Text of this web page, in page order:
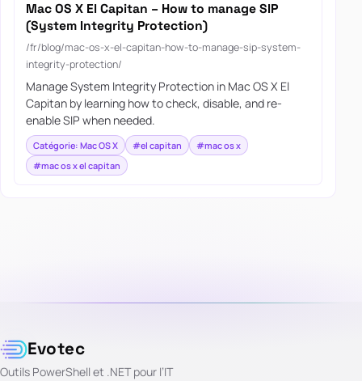
Mac OS X El Capitan – How to manage SIP
(System Integrity Protection)
/fr/blog/mac-os-x-el-capitan-how-to-manage-sip-system-
integrity-protection/
Manage System Integrity Protection in Mac OS X El
Capitan by learning how to check, disable, and re-
enable SIP when needed.
Catégorie: Mac OS X #el capitan
#mac os x
#mac os x el capitan
Evotec
Outils PowerShell et .NET pour l’IT